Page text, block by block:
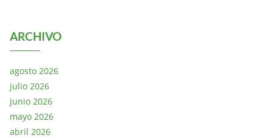
ARCHIVO
agosto 2026
julio 2026
junio 2026
mayo 2026
abril 2026